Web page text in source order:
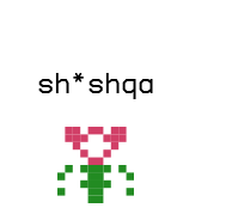
sh*shqa